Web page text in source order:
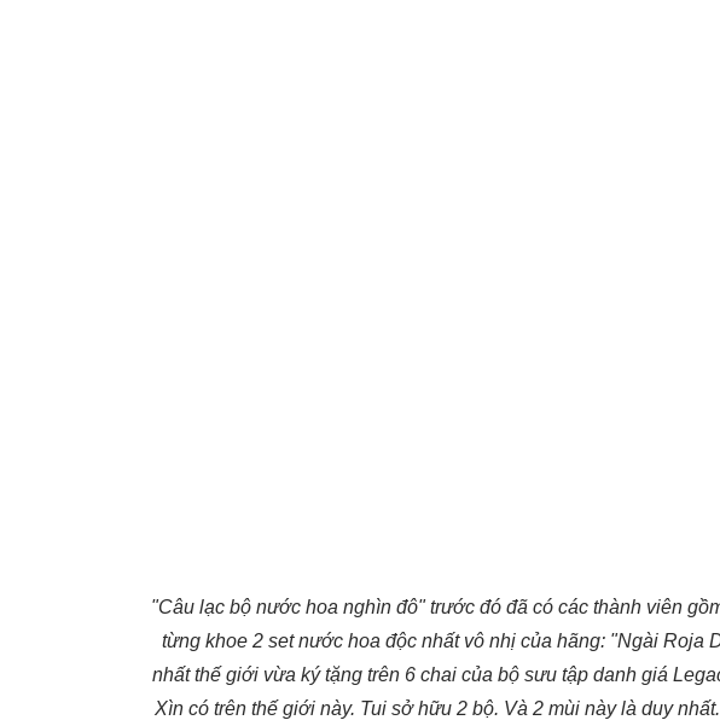
"Câu lạc bộ nước hoa nghìn đô" trước đó đã có các thành viên
từng khoe 2 set nước hoa độc nhất vô nhị của hãng: "Ngài Roja
nhất thế giới vừa ký tặng trên 6 chai của bộ sưu tập danh giá
Xìn có trên thế giới này. Tui sở hữu 2 bộ. Và 2 mùi này là duy